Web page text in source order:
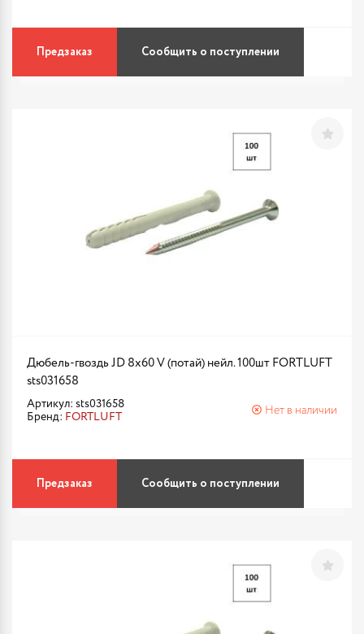
Предзаказ Сообщить о поступлении
Дюбель-гвоздь JD 8х60 V (потай) нейл. 100шт FORTLUFT
sts031658
Артикул: sts031658
Бренд: FORTLUFT
Нет в наличии
Предзаказ Сообщить о поступлении